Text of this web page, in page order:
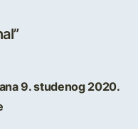
9. studenog 2020.